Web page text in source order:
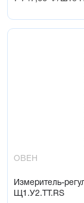
ОВЕН
Измеритель-
Щ1.У2.ТТ.RS